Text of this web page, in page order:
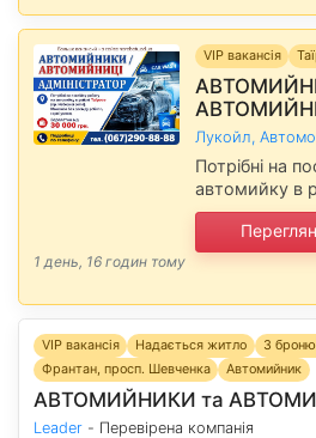
VIP вакансія
Лукойл,
Потрібні на
автомийку в
Небесної
досвіду
Зарплатня
1 день, 16 годин тому
VIP вакансія Надається житло
З
Франтан, просп. Шевченка
Автомийник
АВТОМИЙНИКИ та
Leader - Перевірена компанія